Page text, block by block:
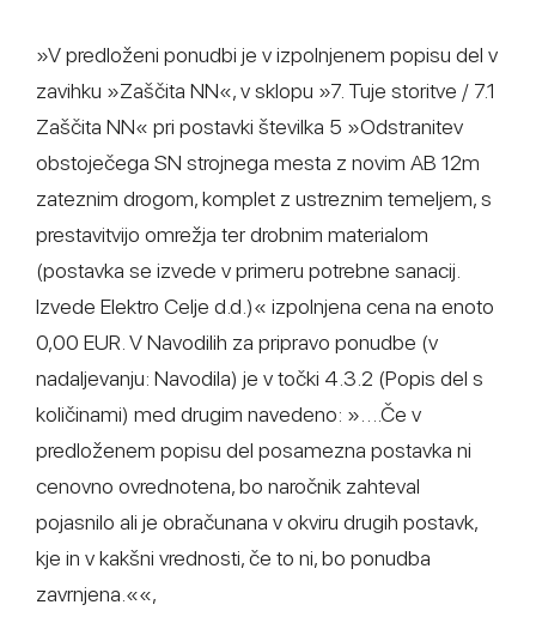
»V predloženi ponudbi je v izpolnjenem popisu del v
zavihku »Zaščita NN«, v sklopu »7. Tuje storitve / 7.1
Zaščita NN« pri postavki številka 5 »Odstranitev
obstoječega SN strojnega mesta z novim AB 12m
zateznim drogom, komplet z ustreznim temeljem, s
prestavitvijo omrežja ter drobnim materialom
(postavka se izvede v primeru potrebne sanacij.
Izvede Elektro Celje d.d.)« izpolnjena cena na enoto
0,00 EUR. V Navodilih za pripravo ponudbe (v
nadaljevanju: Navodila) je v točki 4.3.2 (Popis del s
količinami) med drugim navedeno: »….Če v
predloženem popisu del posamezna postavka ni
cenovno ovrednotena, bo naročnik zahteval
pojasnilo ali je obračunana v okviru drugih postavk,
kje in v kakšni vrednosti, če to ni, bo ponudba
zavrnjena.««,